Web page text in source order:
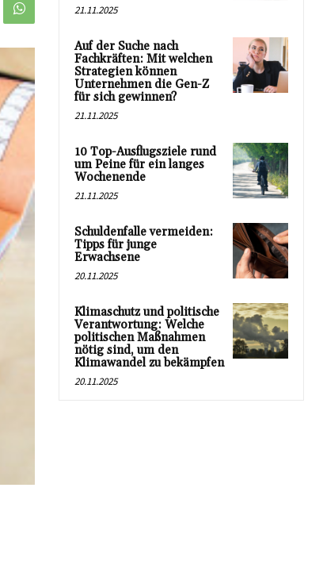
21.11.2025
Auf der Suche nach
Fachkräften: Mit welchen
Strategien können
Unternehmen die Gen-Z
für sich gewinnen?
21.11.2025
10 Top-Ausflugsziele rund
um Peine für ein langes
Wochenende
21.11.2025
Schuldenfalle vermeiden:
Tipps für junge
Erwachsene
20.11.2025
Klimaschutz und politische
Verantwortung: Welche
politischen Maßnahmen
nötig sind, um den
Klimawandel zu bekämpfen
20.11.2025